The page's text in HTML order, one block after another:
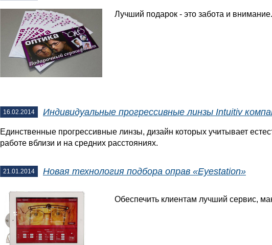
Лучший подарок - это забота и
16.02.2014 Индивидуальные прогрессивные линзы Intuitiv
Единственные прогрессивные линзы, дизайн которых учитывает
работе вблизи и на средних расстояниях.
21.01.2014 Новая технология подбора оправ «Eyestation»
Обеспечить клиентам лучший сервис,